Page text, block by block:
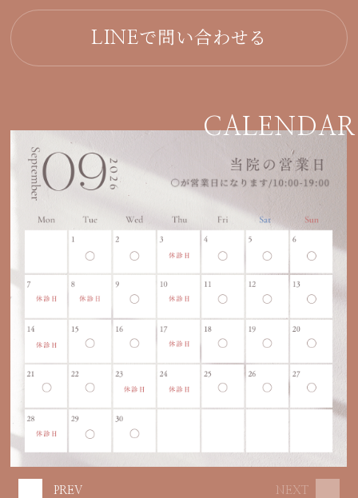
LINEで問い合わせる
CALENDAR
NEXT
PREV